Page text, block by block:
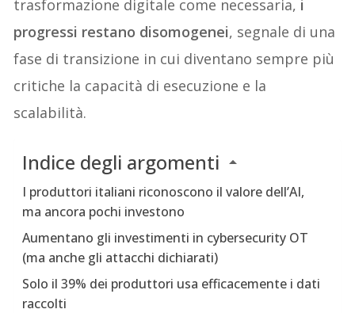
trasformazione digitale come necessaria, i
progressi restano disomogenei, segnale di una
fase di transizione in cui diventano sempre più
critiche la capacità di esecuzione e la
scalabilità.
Indice degli argomenti
I produttori italiani riconoscono il valore dell’AI,
ma ancora pochi investono
Aumentano gli investimenti in cybersecurity OT
(ma anche gli attacchi dichiarati)
Solo il 39% dei produttori usa efficacemente i dati
raccolti